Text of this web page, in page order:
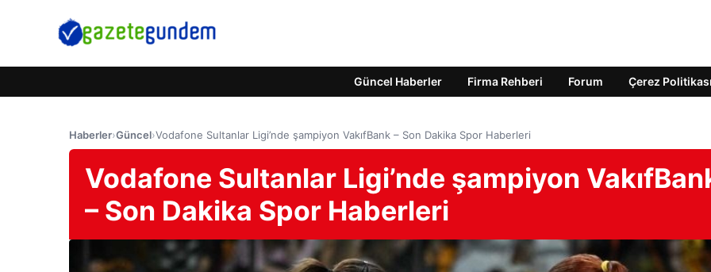
Güncel Haberler Firma Rehberi Forum Çerez Politikası
Haberler›Güncel›Vodafone Sultanlar Ligi’nde şampiyon VakıfBank – Son Dakika Spor Haberleri
Vodafone Sultanlar Ligi’nde şampiyon
– Son Dakika Spor Haberleri